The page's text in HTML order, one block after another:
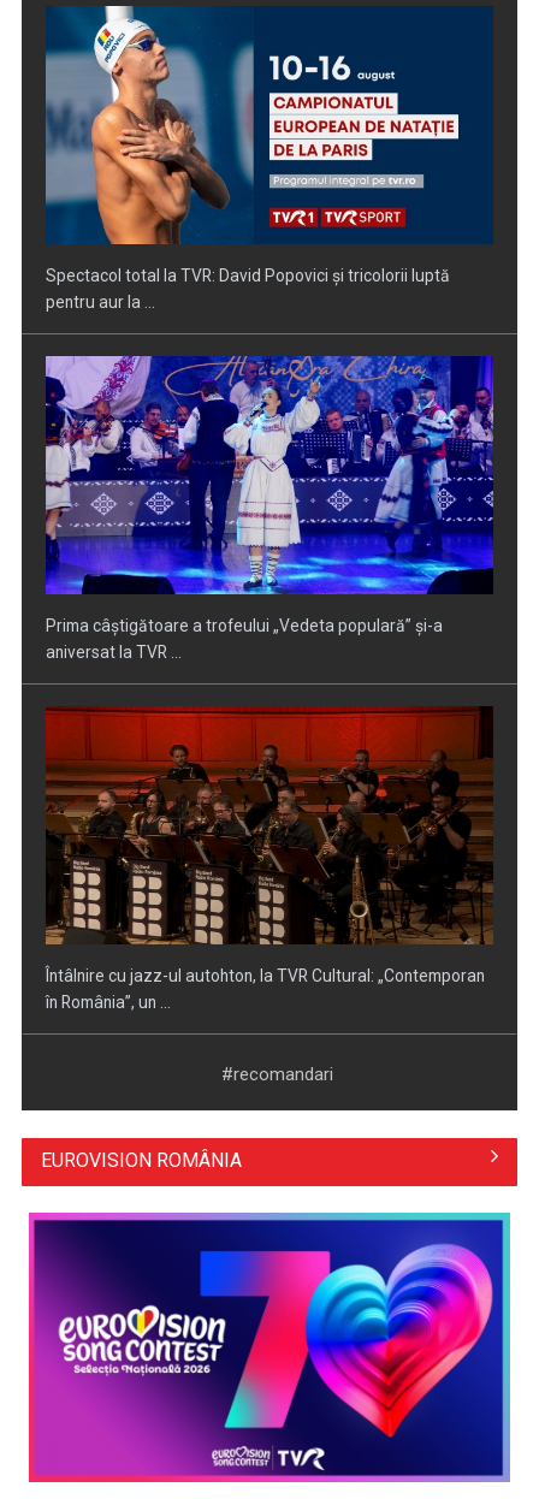
Prima câştigătoare a trofeului „Vedeta populară” şi-a
aniversat la TVR ...
Întâlnire cu jazz-ul autohton, la TVR Cultural: „Contemporan
în România”, un ...
Piesa „Inimă, nu fi de piatră” a Corinei Chiriac ia argintul în
concursul ...
Hora care unește generații | VIDEO
#recomandari
EUROVISION ROMÂNIA